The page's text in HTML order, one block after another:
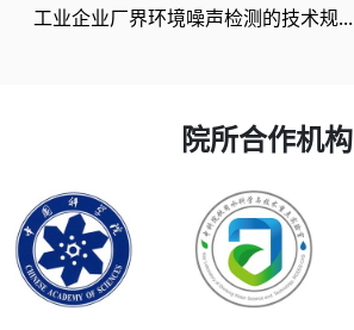
工业企业厂界环境噪声检测的技术规...
院所合作机构